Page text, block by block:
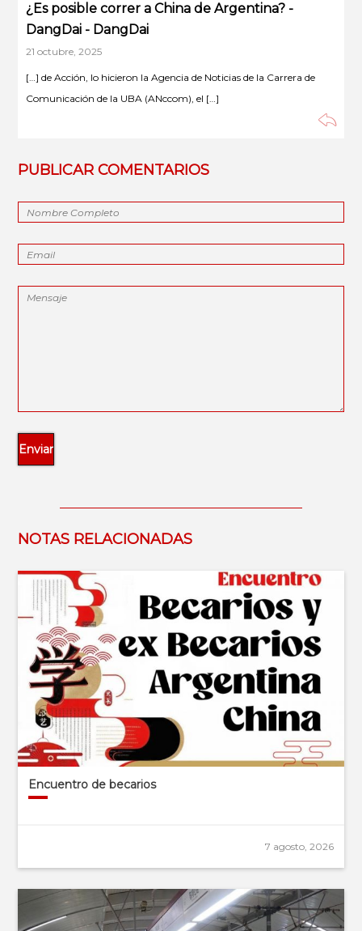
¿Es posible correr a China de Argentina? -
DangDai - DangDai
21 octubre, 2025
[…] de Acción, lo hicieron la Agencia de Noticias de la Carrera de
Comunicación de la UBA (ANccom), el […]
PUBLICAR COMENTARIOS
NOTAS RELACIONADAS
Encuentro de becarios
7 agosto, 2026